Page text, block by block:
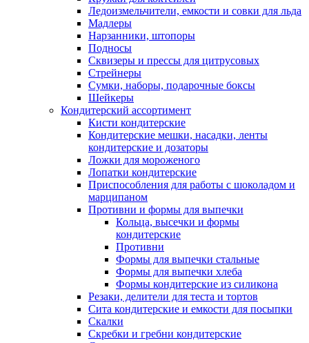
Ледоизмельчители, емкости и совки для льда
Мадлеры
Нарзанники, штопоры
Подносы
Сквизеры и прессы для цитрусовых
Стрейнеры
Сумки, наборы, подарочные боксы
Шейкеры
Кондитерский ассортимент
Кисти кондитерские
Кондитерские мешки, насадки, ленты
кондитерские и дозаторы
Ложки для мороженого
Лопатки кондитерские
Приспособления для работы с шоколадом и
марципаном
Противни и формы для выпечки
Кольца, высечки и формы
кондитерские
Противни
Формы для выпечки стальные
Формы для выпечки хлеба
Формы кондитерские из силикона
Резаки, делители для теста и тортов
Сита кондитерские и емкости для посыпки
Скалки
Скребки и гребни кондитерские